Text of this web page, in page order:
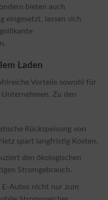
bieten auch
eingesetzt, lassen sich
Laden
Vorteile sowohl für
Zu den
Rückspeisung von
spart langfristig Kosten.
den ökologischen
Stromgebrauch.
E-Autos nicht nur zum